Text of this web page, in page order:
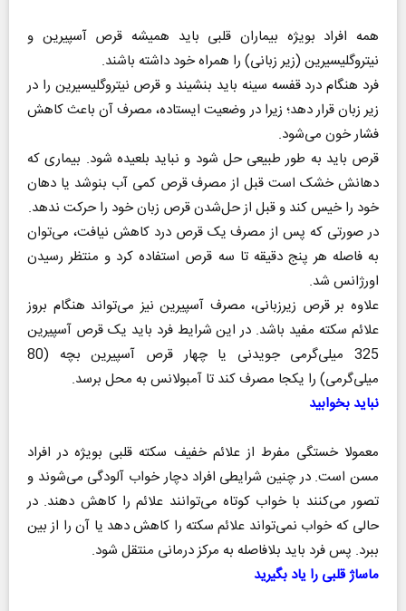
همه افراد بویژه بیماران قلبی باید همیشه قرص آسپیرین و
نیتروگلیسیرین (زیر زبانی) را همراه خود داشته باشند.
فرد هنگام درد قفسه سینه باید بنشیند و قرص نیتروگلیسیرین را در
زیر زبان قرار دهد؛ زیرا در وضعیت ایستاده، مصرف آن باعث کاهش
فشار خون می‌شود.
قرص باید به طور طبیعی حل شود و نباید بلعیده شود. بیماری که
دهانش خشک است قبل از مصرف قرص کمی آب بنوشد یا دهان
خود را خیس کند و قبل از حل‌شدن قرص زبان خود را حرکت ندهد.
در صورتی که پس از مصرف یک قرص درد کاهش نیافت، می‌توان
به فاصله هر پنج دقیقه تا سه قرص استفاده کرد و منتظر رسیدن
اورژانس شد.
علاوه بر قرص زیرزبانی، مصرف آسپیرین نیز می‌تواند هنگام بروز
علائم سکته مفید باشد. در این شرایط فرد باید یک قرص آسپیرین
325 میلی‌گرمی جویدنی یا چهار قرص آسپیرین بچه (80
میلی‌گرمی) را یکجا مصرف کند تا آمبولانس به محل برسد.
نباید بخوابید
معمولا خستگی مفرط از علائم خفیف سکته قلبی بویژه در افراد
مسن است. در چنین شرایطی افراد دچار خواب آلودگی می‌شوند و
تصور می‌کنند با خواب کوتاه می‌توانند علائم را کاهش دهند. در
حالی که خواب نمی‌تواند علائم سکته را کاهش دهد یا آن را از بین
ببرد. پس فرد باید بلافاصله به مرکز درمانی منتقل شود.
ماساژ قلبی را یاد بگیرید